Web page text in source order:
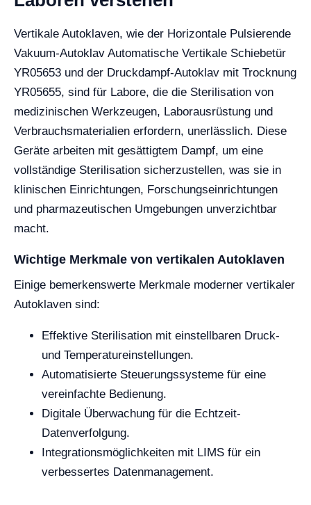
Vertikale Autoklaven, wie der Horizontale Pulsierende
Vakuum-Autoklav Automatische Vertikale Schiebetür
YR05653 und der Druckdampf-Autoklav mit Trocknung
YR05655, sind für Labore, die die Sterilisation von
medizinischen Werkzeugen, Laborausrüstung und
Verbrauchsmaterialien erfordern, unerlässlich. Diese
Geräte arbeiten mit gesättigtem Dampf, um eine
vollständige Sterilisation sicherzustellen, was sie in
klinischen Einrichtungen, Forschungseinrichtungen
und pharmazeutischen Umgebungen unverzichtbar
macht.
Wichtige Merkmale von vertikalen Autoklaven
Einige bemerkenswerte Merkmale moderner vertikaler
Autoklaven sind:
Effektive Sterilisation mit einstellbaren Druck-
und Temperatureinstellungen.
Automatisierte Steuerungssysteme für eine
vereinfachte Bedienung.
Digitale Überwachung für die Echtzeit-
Datenverfolgung.
Integrationsmöglichkeiten mit LIMS für ein
verbessertes Datenmanagement.